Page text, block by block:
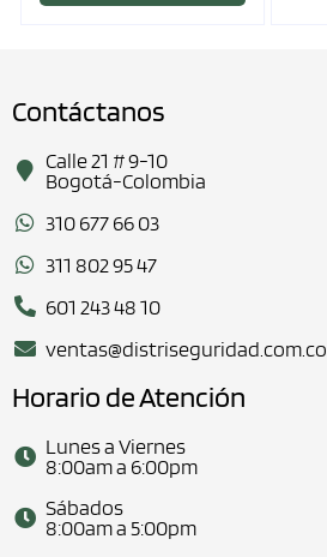
Contáctanos
Calle 21 # 9-10
Bogotá-Colombia
310 677 66 03
311 802 95 47
601 243 48 10
ventas@distriseguridad.com.co
Horario de Atención
Lunes a Viernes
8:00am a 6:00pm
Sábados
8:00am a 5:00pm